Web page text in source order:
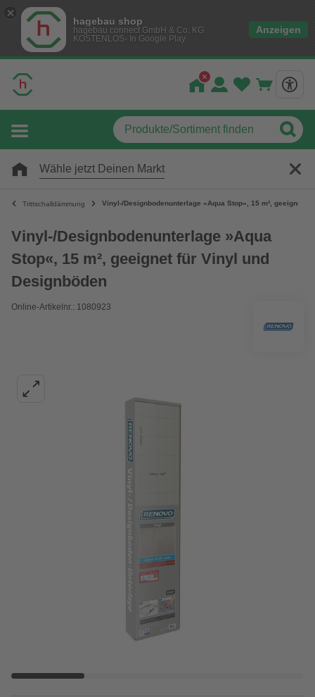
hagebau shop
hagebau connect GmbH & Co. KG
KOSTENLOS- In Google Play
Anzeigen
Wähle jetzt Deinen Markt
Trittschalldämmung Vinyl-/Designbodenunterlage »Aqua Stop«, 15 m², geeignet
Vinyl-/Designbodenunterlage »Aqua
Stop«, 15 m², geeignet für Vinyl und
Designböden
Online-Artikelnr.: 1080923